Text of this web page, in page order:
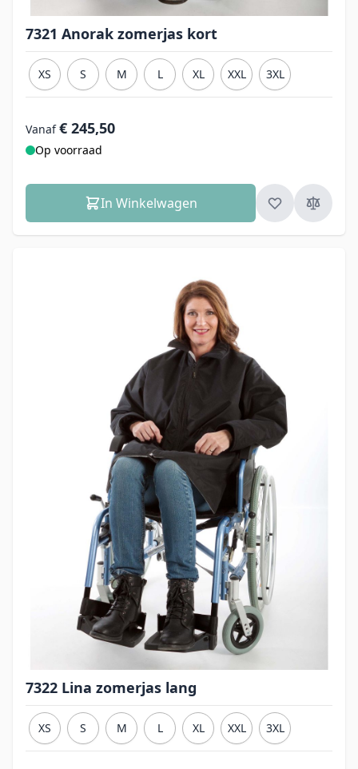
7321 Anorak zomerjas kort
XS S M L XL XXL 3XL
Vanaf € 245,50
Op voorraad
In Winkelwagen
7322 Lina zomerjas lang
XS S M L XL XXL 3XL